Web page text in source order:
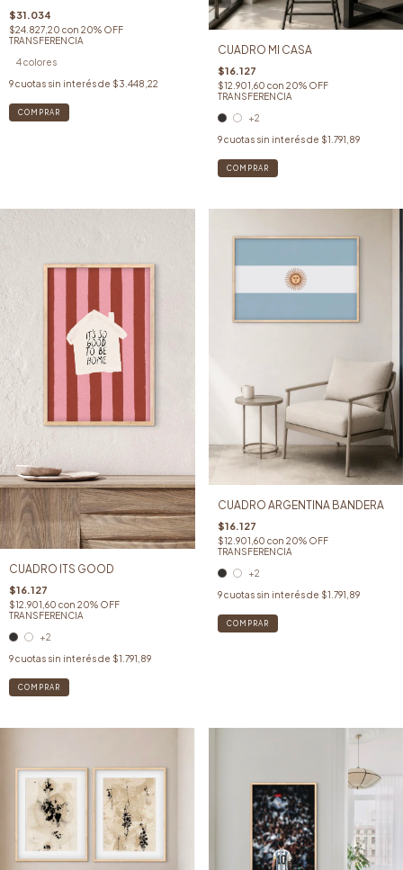
$31.034
$24.827,20 con 20% OFF
TRANSFERENCIA
4 colores
9cuotas sin interés de $3.448,22
COMPRAR
CUADRO MI CASA
$16.127
$12.901,60 con 20% OFF
TRANSFERENCIA
+2
9 cuotas sin interés de $1.791,89
COMPRAR
CUADRO ITS GOOD
$16.127
$12.901,60 con 20% OFF
TRANSFERENCIA
+2
9cuotas sin interés de $1.791,89
COMPRAR
CUADRO ARGENTINA BANDERA
$16.127
$12.901,60 con 20% OFF
TRANSFERENCIA
+2
9 cuotas sin interés de $1.791,89
COMPRAR